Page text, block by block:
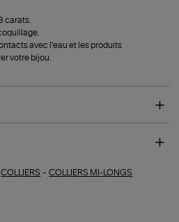
carats.
avec l’eau et les produits
votre bijou.
COLLIERS -COLLIERS MI-LONGS